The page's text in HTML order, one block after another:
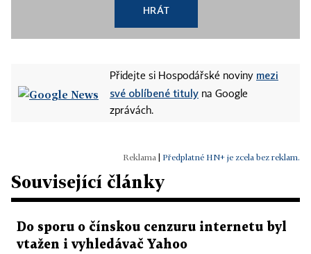
HRÁT
Přidejte si Hospodářské noviny mezi
své oblíbené tituly na Google
zprávách.
Předplatné HN+ je zcela bez reklam.
Související články
Do sporu o čínskou cenzuru internetu byl
vtažen i vyhledávač Yahoo